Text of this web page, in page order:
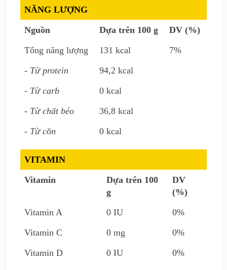
NĂNG LƯỢNG
Nguồn
Dựa trên 100 g
DV (%)
Tổng năng lượng
131 kcal
7%
- Từ protein
94,2 kcal
- Từ carb
0 kcal
- Từ chất béo
36,8 kcal
- Từ cồn
0 kcal
VITAMIN
Vitamin
Dựa trên 100
g
DV
(%)
Vitamin A
0 IU
0%
Vitamin C
0 mg
0%
Vitamin D
0 IU
0%